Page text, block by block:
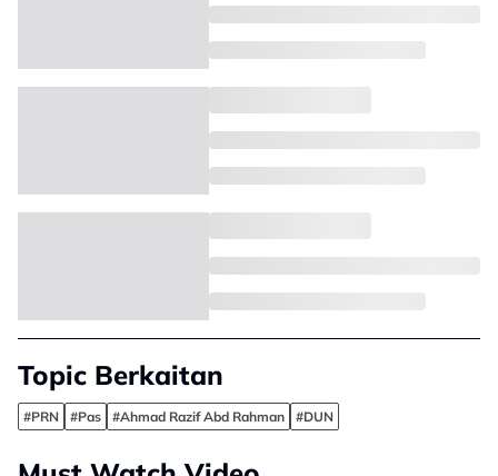
Topic Berkaitan
#PRN #Pas #Ahmad Razif Abd Rahman #DUN